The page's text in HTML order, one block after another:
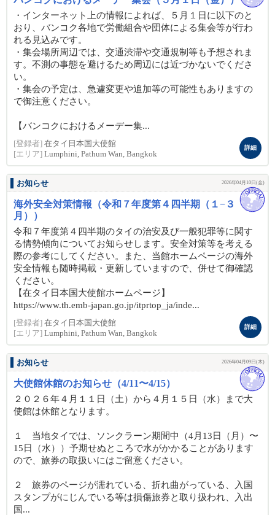
・インターネット上の情報によれば、５月１日に以下のと
おり、バンコク各地で労働組合や団体による集会等が行わ
れる見込みです。
・集会場所周辺では、交通渋滞や交通規制等も予想されま
す。不測の事態を避けるため周辺には近づかないでくださ
い。
・集会の予定は、急遽変更や追加等の可能性もありますの
で御注意ください。
【バンコクにおけるメーデー集...
[登録者] 在タイ日本国大使館
[エリア] Lumphini, Pathum Wan, Bangkok
詳細
お知らせ 2026年04月10日(金)
海外安全対策情報（令和７年度第４四半期（１−３
月））
令和７年度第４四半期のタイの治安及び一般犯罪等に関す
る情勢傾向についてお知らせします。安全対策等を考える
際の参考にしてください。また、当館ホームページの海外
安全情報も随時掲載・更新していますので、併せて御確認
ください。
【在タイ日本国大使館ホームページ】
https://www.th.emb-japan.go.jp/itprtop_ja/inde...
[登録者] 在タイ日本国大使館
[エリア] Lumphini, Pathum Wan, Bangkok
詳細
お知らせ 2026年04月09日(木)
大使館休館のお知らせ（4/11〜4/15）
２０２６年４月１１日（土）から４月１５日（水）まで大
使館は休館となります。
１ 当地タイでは、ソンクラーン期間中（4月13日（月）〜
15日（水））予期せぬところで水がかかることがあります
ので、旅券の取扱いにはご留意ください。
２ 旅券のページが濡れている、折れ曲がっている、入国
スタンプがにじんでいる等は損傷旅券と取り扱われ、入出
国...